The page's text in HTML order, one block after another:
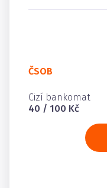
ČSOB
Cizí bankomat
40 / 100 Kč